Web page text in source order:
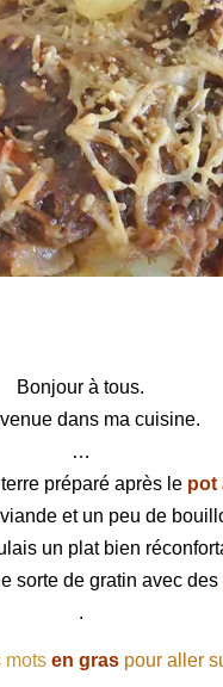
Bonjour à tous.
dans ma cuisine.
…
préparé après le pot
et un peu de
un plat bien
sorte de gratin avec des
.
motsen gras pour aller